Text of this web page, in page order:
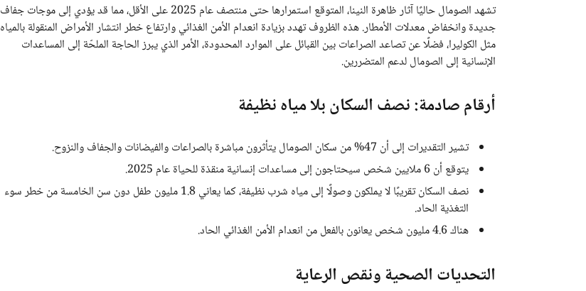
تشهد الصومال حاليًا آثار ظاهرة النينا، المتوقع استمرارها حتى منتصف عام 2025 على الأقل، مما قد يؤدي إلى موجات جفاف
جديدة وانخفاض معدلات الأمطار. هذه الظروف تهدد بزيادة انعدام الأمن الغذائي وارتفاع خطر انتشار الأمراض المنقولة بالمياه
مثل الكوليرا، فضلًا عن تصاعد الصراعات بين القبائل على الموارد المحدودة، الأمر الذي يبرز الحاجة الملحّة إلى المساعدات
الإنسانية إلى الصومال لدعم المتضررين.
أرقام صادمة: نصف السكان بلا مياه نظيفة
تشير التقديرات إلى أن 47% من سكان الصومال يتأثرون مباشرة بالصراعات والفيضانات والجفاف والنزوح.
يتوقع أن 6 ملايين شخص سيحتاجون إلى مساعدات إنسانية منقذة للحياة عام 2025.
نصف السكان تقريبًا لا يملكون وصولًا إلى مياه شرب نظيفة، كما يعاني 1.8 مليون طفل دون سن الخامسة من خطر سوء
التغذية الحاد.
هناك 4.6 مليون شخص يعانون بالفعل من انعدام الأمن الغذائي الحاد.
التحديات الصحية ونقص الرعاية